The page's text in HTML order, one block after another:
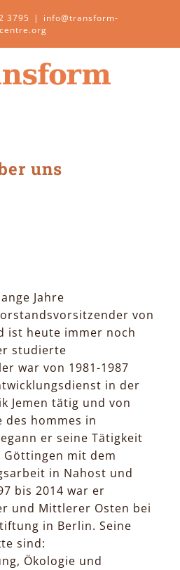
3795 |
info@transform-
centre.org
uns
Jahre
von
ist heute immer noch
studierte
war von 1981-1987
in der
Jemen tätig und von
des hommes in
er seine Tätigkeit
mit dem
in Nahost und
bis 2014 war er
und Mittlerer Osten bei
in Berlin. Seine
sind:
Ökologie und